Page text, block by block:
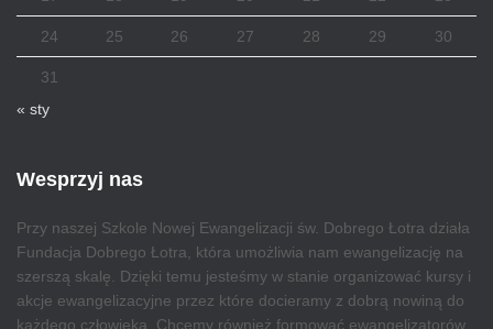
24 25 26 27 28 29 30
31
« sty
Wesprzyj nas
Przy naszej Szkole Nowej Ewangelizacji św. Dobrego Łotra działa
Fundacja Dobrego Łotra, która umożliwia nam ewangelizację na
szerszą skalę. Dzięki temu jesteśmy w stanie organizować kursy i
akcje ewangelizacyjne przez które docieramy z dobrą nowiną do
każdego człowieka. Chcemy również formować ewangelizatorów